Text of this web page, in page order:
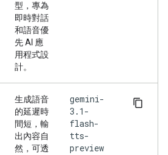
型，專為
即時對話
和語音優
先 AI 應
用程式設
計。
生成語音
的延遲時
間短，輸
出內容自
然，可透
gemini-
3.1-
flash-
tts-
preview